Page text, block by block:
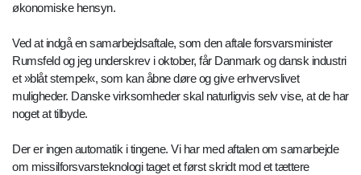
økonomiske hensyn.
Ved at indgå en samarbejdsaftale, som den aftale forsvarsminister
Rumsfeld og jeg underskrev i oktober, får Danmark og dansk industri
et »blåt stempel«, som kan åbne døre og give erhvervslivet
muligheder. Danske virksomheder skal naturligvis selv vise, at de har
noget at tilbyde.
Der er ingen automatik i tingene. Vi har med aftalen om samarbejde
om missilforsvarsteknologi taget et først skridt mod et tættere